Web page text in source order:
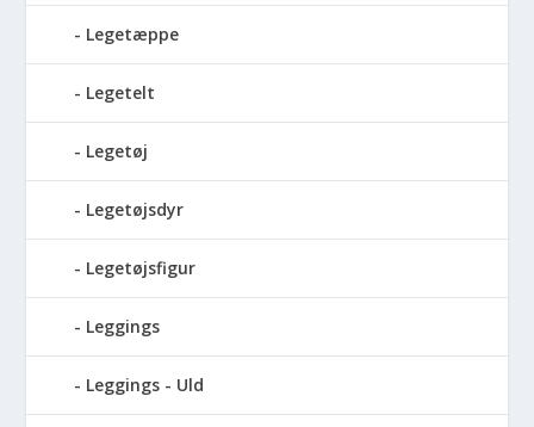
Legetæppe
Legetelt
Legetøj
Legetøjsdyr
Legetøjsfigur
Leggings
Leggings - Uld